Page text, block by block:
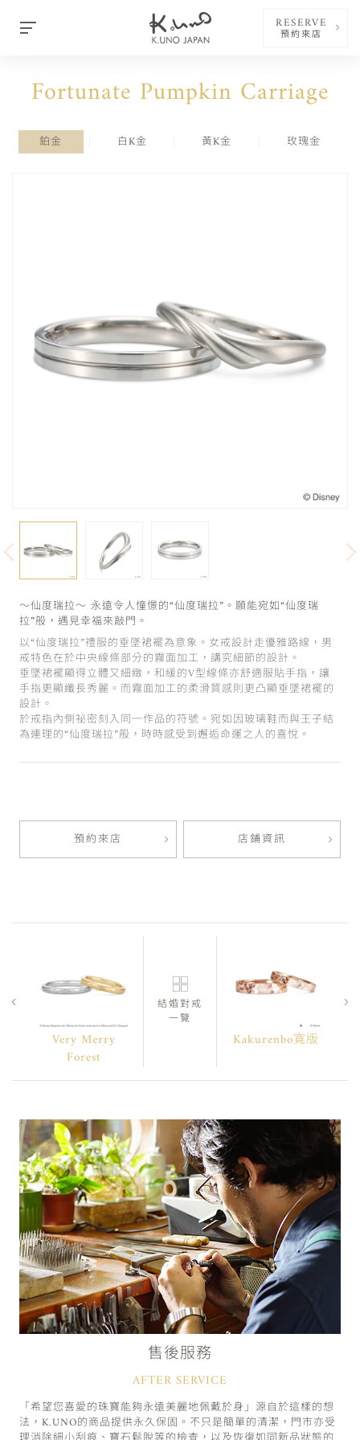
RESERVE
預約來店
Fortunate Pumpkin Carriage
鉑金 白K金 黃K金 玫瑰金
～仙度瑞拉～ 永遠令人憧憬的“仙度瑞拉”。願能宛如“仙度瑞
拉”般，遇見幸福來敲門。
以“仙度瑞拉”禮服的垂墜裙襬為意象。女戒設計走優雅路線，男
戒特色在於中央線條部分的霧面加工，講究細節的設計。
垂墜裙襬顯得立體又細緻，和緩的V型線條亦舒適服貼手指，讓
手指更顯纖長秀麗。而霧面加工的柔滑質感則更凸顯垂墜裙襬的
設計。
於戒指內側祕密刻入同一作品的符號。宛如因玻璃鞋而與王子結
為連理的“仙度瑞拉”般，時時感受到邂逅命運之人的喜悅。
預約來店 店鋪資訊
Very Merry
Forest
結婚對戒
一覽
Kakurenbo寬版
售後服務
AFTER SERVICE
「希望您喜愛的珠寶能夠永遠美麗地佩戴於身」源自於這樣的想
法，K.UNO的商品提供永久保固。不只是簡單的清潔，門市亦受